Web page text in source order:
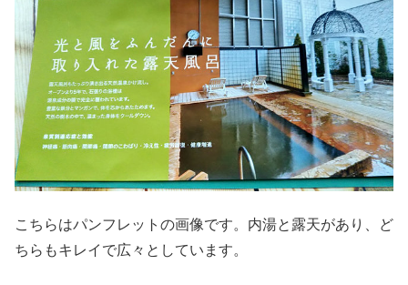
こちらはパンフレットの画像です。内湯と露天があり、ど
ちらもキレイで広々としています。